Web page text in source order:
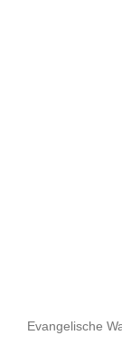
Evangelische